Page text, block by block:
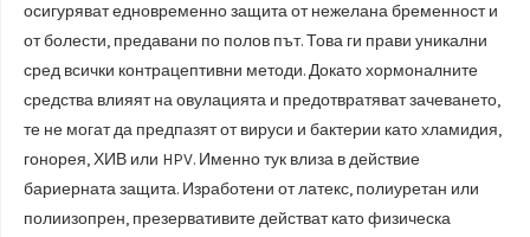
осигуряват едновременно защита от нежелана бременност и
от болести, предавани по полов път. Това ги прави уникални
сред всички контрацептивни методи. Докато хормоналните
средства влияят на овулацията и предотвратяват зачеването,
те не могат да предпазят от вируси и бактерии като хламидия,
гонорея, ХИВ или HPV. Именно тук влиза в действие
бариерната защита. Изработени от латекс, полиуретан или
полиизопрен, презервативите действат като физическа